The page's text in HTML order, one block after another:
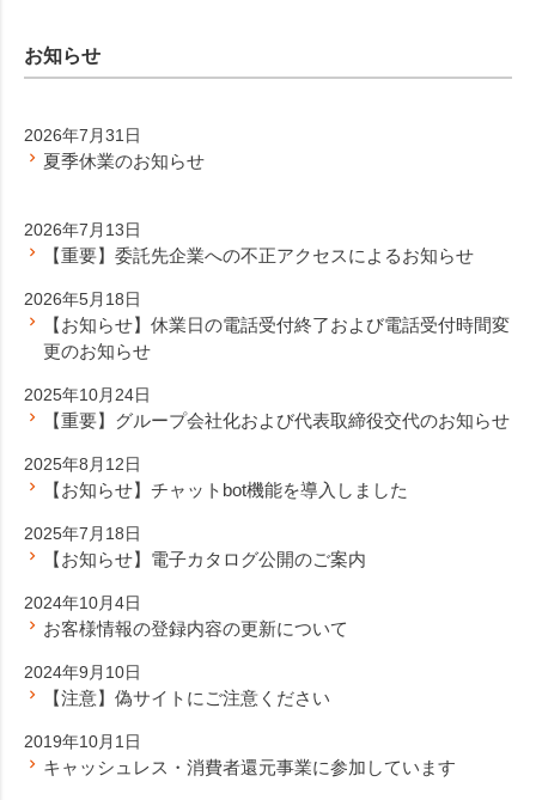
お知らせ
2026年7月31日
夏季休業のお知らせ
2026年7月13日
【重要】委託先企業への不正アクセスによるお知らせ
2026年5月18日
【お知らせ】休業日の電話受付終了および電話受付時間変
更のお知らせ
2025年10月24日
【重要】グループ会社化および代表取締役交代のお知らせ
2025年8月12日
【お知らせ】チャットbot機能を導入しました
2025年7月18日
【お知らせ】電子カタログ公開のご案内
2024年10月4日
お客様情報の登録内容の更新について
2024年9月10日
【注意】偽サイトにご注意ください
2019年10月1日
キャッシュレス・消費者還元事業に参加しています